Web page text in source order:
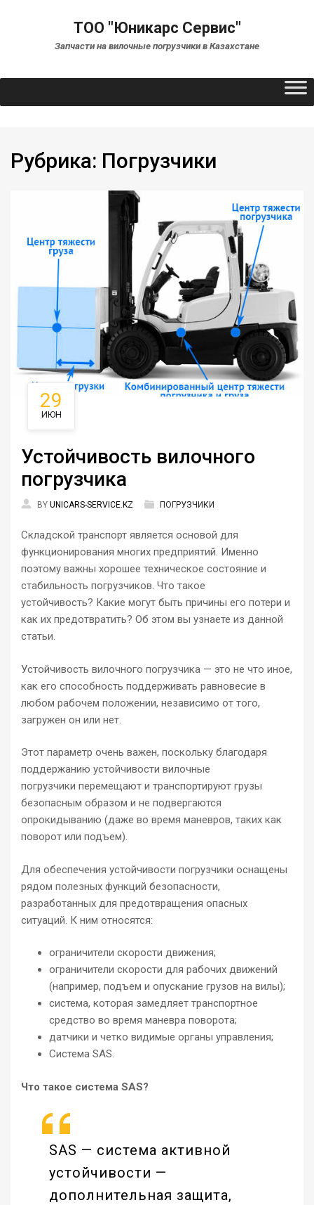
ТОО "Юникарс Сервис"
Запчасти на вилочные погрузчики в Казахстане
Рубрика: Погрузчики
29
ИЮН
Устойчивость вилочного
погрузчика
BY UNICARS-SERVICE.KZ ПОГРУЗЧИКИ
Складской транспорт является основой для
функционирования многих предприятий. Именно
поэтому важны хорошее техническое состояние и
стабильность погрузчиков. Что такое
устойчивость? Какие могут быть причины его потери и
как их предотвратить? Об этом вы узнаете из данной
статьи.
Устойчивость вилочного погрузчика — это не что иное,
как его способность поддерживать равновесие в
любом рабочем положении, независимо от того,
загружен он или нет.
Этот параметр очень важен, поскольку благодаря
поддержанию устойчивости вилочные
погрузчики перемещают и транспортируют грузы
безопасным образом и не подвергаются
опрокидыванию (даже во время маневров, таких как
поворот или подъем).
Для обеспечения устойчивости погрузчики оснащены
рядом полезных функций безопасности,
разработанных для предотвращения опасных
ситуаций. К ним относятся:
ограничители скорости движения;
ограничители скорости для рабочих движений
(например, подъем и опускание грузов на вилы);
система, которая замедляет транспортное
средство во время маневра поворота;
датчики и четко видимые органы управления;
Система SAS.
Что такое система SAS?
SAS — система активной
устойчивости —
дополнительная защита,